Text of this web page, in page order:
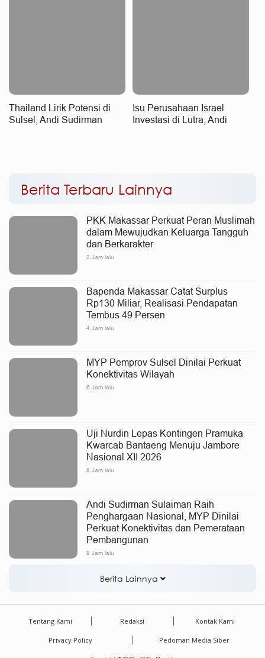
Thailand Lirik Potensi di
Sulsel, Andi Sudirman
Isu Perusahaan Israel
Investasi di Lutra, Andi
Berita Terbaru Lainnya
PKK Makassar Perkuat Peran Muslimah
dalam Mewujudkan Keluarga Tangguh
dan Berkarakter
2 Jam lalu
Bapenda Makassar Catat Surplus
Rp130 Miliar, Realisasi Pendapatan
Tembus 49 Persen
4 Jam lalu
MYP Pemprov Sulsel Dinilai Perkuat
Konektivitas Wilayah
6 Jam lalu
Uji Nurdin Lepas Kontingen Pramuka
Kwarcab Bantaeng Menuju Jambore
Nasional XII 2026
8 Jam lalu
Andi Sudirman Sulaiman Raih
Penghargaan Nasional, MYP Dinilai
Perkuat Konektivitas dan Pemerataan
Pembangunan
9 Jam lalu
Berita Lainnya
Tentang Kami Redaksi Kontak Kami
Privacy Policy Pedoman Media Siber